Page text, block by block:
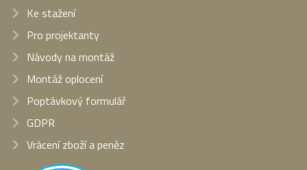
Ke stažení
Pro projektanty
Návody na montáž
Montáž oplocení
Poptávkový formulář
GDPR
Vrácení zboží a peněz